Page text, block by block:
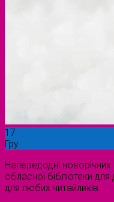
17
Гру
Напередодні
обласної бібліотеки
для любих читайликів.